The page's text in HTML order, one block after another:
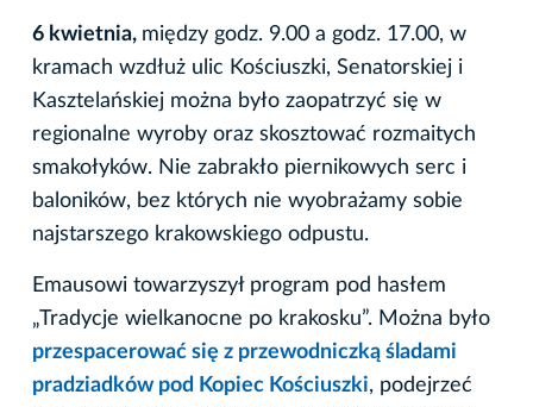
6 kwietnia, między godz. 9.00 a godz. 17.00, w
kramach wzdłuż ulic Kościuszki, Senatorskiej i
Kasztelańskiej można było zaopatrzyć się w
regionalne wyroby oraz skosztować rozmaitych
smakołyków. Nie zabrakło piernikowych serc i
baloników, bez których nie wyobrażamy sobie
najstarszego krakowskiego odpustu.
Emausowi towarzyszył program pod hasłem
„Tradycje wielkanocne po krakosku”. Można było
przespacerować się z przewodniczką śladami
pradziadków pod Kopiec Kościuszki, podejrzeć